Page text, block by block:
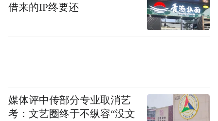
借来的IP终要还
媒体评中传部分专业取消艺
考：文艺圈终于不纵容“没文